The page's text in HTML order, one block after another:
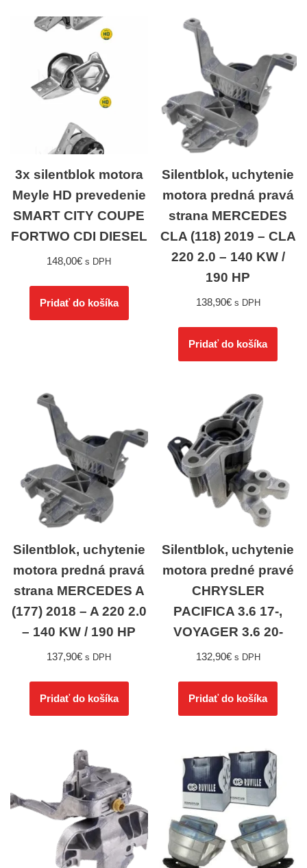
3x silentblok motora
Meyle HD prevedenie
SMART CITY COUPE
FORTWO CDI DIESEL
148,00€ s DPH
Pridať do košíka
Silentblok, uchytenie
motora predná pravá
strana MERCEDES
CLA (118) 2019 – CLA
220 2.0 – 140 KW /
190 HP
138,90€ s DPH
Pridať do košíka
Silentblok, uchytenie
motora predná pravá
strana MERCEDES A
(177) 2018 – A 220 2.0
– 140 KW / 190 HP
137,90€ s DPH
Pridať do košíka
Silentblok, uchytenie
motora predné pravé
CHRYSLER
PACIFICA 3.6 17-,
VOYAGER 3.6 20-
132,90€ s DPH
Pridať do košíka